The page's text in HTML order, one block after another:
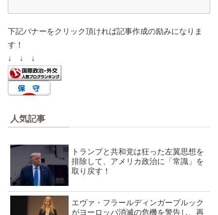
下記バナーをクリック頂ければ記事作成の励みになりま
す！
↓ ↓ ↓
人気記事
トランプと共和党は狂った左翼思想を
排除して、アメリカ政治に「常識」を
取り戻す！
エヴァ・フラールディンガーブルック
がヨーロッパ消滅の危機を警告し、再